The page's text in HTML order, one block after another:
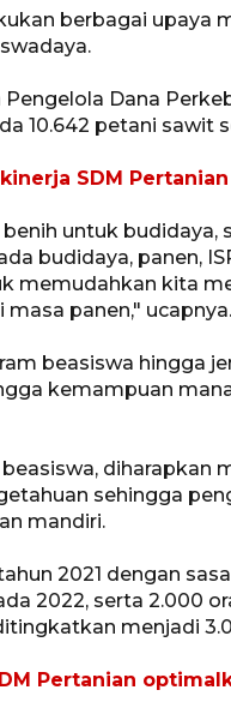
berbagai upaya
Dana
10.642 petani sawit
SDM Pertanian
untuk budidaya,
budidaya, panen,
memudahkan kita
panen,"
beasiswa hingga
kemampuan
diharapkan
sehingga
mandiri.
2021 dengan
2022, serta 2.000
menjadi
Pertanian
1